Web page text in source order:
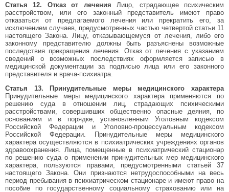
Статья 12. Отказ от лечения Лицо, страдающее психическим
расстройством, или его законный представитель имеют право
отказаться от предлагаемого лечения или прекратить его, за
исключением случаев, предусмотренных частью четвертой статьи 11
настоящего Закона. Лицу, отказывающемуся от лечения, либо его
законному представителю должны быть разъяснены возможные
последствия прекращения лечения. Отказ от лечения с указанием
сведений о возможных последствиях оформляется записью в
медицинской документации за подписью лица или его законного
представителя и врача-психиатра.
Статья 13. Принудительные меры медицинского характера
Принудительные меры медицинского характера применяются по
решению суда в отношении лиц, страдающих психическими
расстройствами, совершивших общественно опасные деяния, по
основаниям и в порядке, установленным Уголовным кодексом
Российской Федерации и Уголовно-процессуальным кодексом
Российской Федерации. Принудительные меры медицинского
характера осуществляются в психиатрических учреждениях органов
здравоохранения. Лица, помещенные в психиатрический стационар
по решению суда о применении принудительных мер медицинского
характера, пользуются правами, предусмотренными статьей 37
настоящего Закона. Они признаются нетрудоспособными на весь
период пребывания в психиатрическом стационаре и имеют право на
пособие по государственному социальному страхованию или на